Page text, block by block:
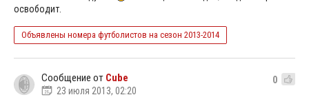
освободит.
Объявлены номера футболистов на сезон 2013-2014
Сообщение от Cube
23 июля 2013, 02:20
0